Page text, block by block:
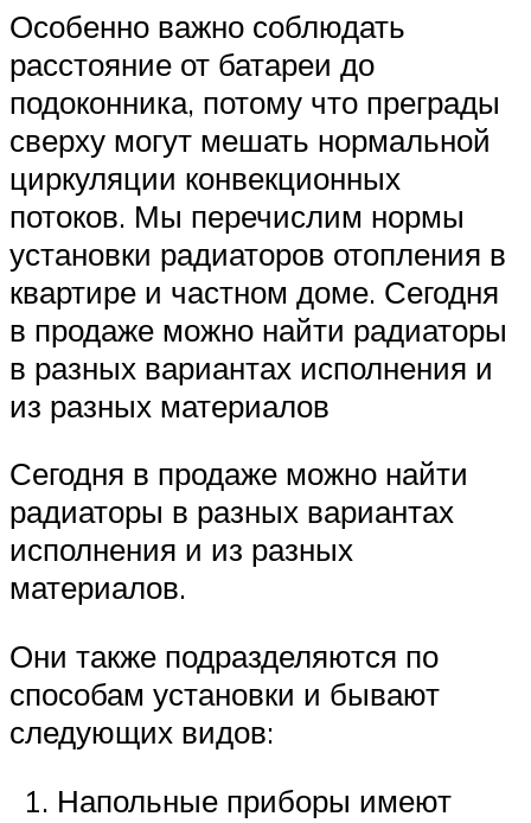
Особенно важно соблюдать
расстояние от батареи до
подоконника, потому что преграды
сверху могут мешать нормальной
циркуляции конвекционных
потоков. Мы перечислим нормы
установки радиаторов отопления в
квартире и частном доме. Сегодня
в продаже можно найти радиаторы
в разных вариантах исполнения и
из разных материалов
Сегодня в продаже можно найти
радиаторы в разных вариантах
исполнения и из разных
материалов.
Они также подразделяются по
способам установки и бывают
следующих видов:
Напольные приборы имеют